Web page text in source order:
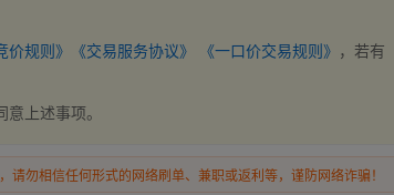
价规则》 《交易服务协议》 《一口价交易规则》 ，若有
上述事项。
勿相信任何形式的网络刷单、兼职或返利等，谨防网络诈骗！